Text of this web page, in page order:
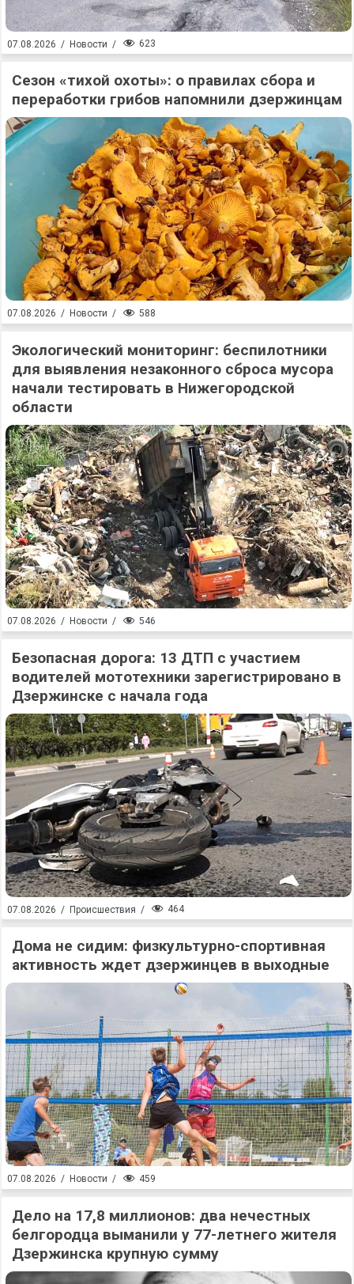
07.08.2026 / Новости / 623
Сезон «тихой охоты»: о правилах сбора и
переработки грибов напомнили дзержинцам
07.08.2026 / Новости / 588
Экологический мониторинг: беспилотники
для выявления незаконного сброса мусора
начали тестировать в Нижегородской
области
07.08.2026 / Новости / 546
Безопасная дорога: 13 ДТП с участием
водителей мототехники зарегистрировано в
Дзержинске с начала года
07.08.2026 / Происшествия / 464
Дома не сидим: физкультурно-спортивная
активность ждет дзержинцев в выходные
07.08.2026 / Новости / 459
Дело на 17,8 миллионов: два нечестных
белгородца выманили у 77-летнего жителя
Дзержинска крупную сумму